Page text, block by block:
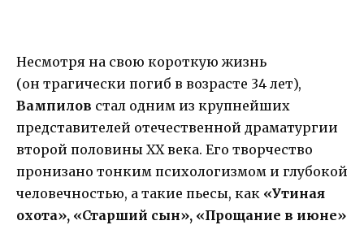
Несмотря на свою короткую жизнь
(он трагически погиб в возрасте 34 лет),
Вампилов стал одним из крупнейших
представителей отечественной драматургии
второй половины XX века. Его творчество
пронизано тонким психологизмом и глубокой
человечностью, а такие пьесы, как «Утиная
охота», «Старший сын», «Прощание в июне»